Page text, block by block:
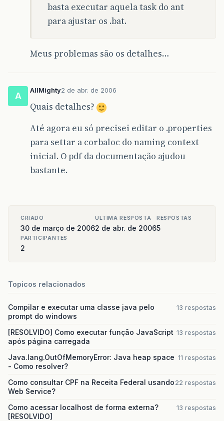
basta executar aquela task do ant
para ajustar os .bat.
Meus problemas são os detalhes…
A
AllMighty2 de abr. de 2006
Quais detalhes?
Até agora eu só precisei editar o .properties
para settar a corbaloc do naming context
inicial. O pdf da documentação ajudou
bastante.
CRIADO
30 de março de 2006
ULTIMA RESPOSTA
2 de abr. de 2006
RESPOSTAS
5
PARTICIPANTES
2
Topicos relacionados
Compilar e executar uma classe java pelo
prompt do windows
13 respostas
[RESOLVIDO] Como executar função JavaScript
após página carregada
13 respostas
Java.lang.OutOfMemoryError: Java heap space
- Como resolver?
11 respostas
Como consultar CPF na Receita Federal usando
Web Service?
22 respostas
Como acessar localhost de forma externa?
[RESOLVIDO]
13 respostas